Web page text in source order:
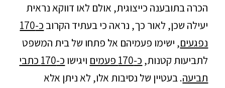
הכרה בתובענה כייצוגית, אולם לאו דווקא נראית
יעילה שכן, לאור כך, נראה כי בעתיד הקרוב
כ-170
נפגעים, ישימו פעמיהם אל פתחו של בית המשפט
לתביעות קטנות, כ-170 פעמים ויגישו
כ-170 כתבי
תביעה. בעטיין של נסיבות אלו, לא ניתן אלא